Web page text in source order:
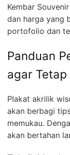
Kembar
dan harga yang
portofolio dan
Panduan
agar Tetap
Plakat akrilik
akan berbagi
memukau.
akan bertahan